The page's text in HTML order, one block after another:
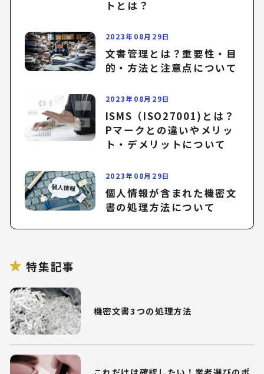
トとは？
2023年08月29日
文書管理とは？重要性・目
的・方法と注意点について
2023年08月29日
ISMS（ISO27001)とは？
Pマークとの違いやメリッ
ト・デメリットについて
2023年08月29日
個人情報が含まれた機密文
書の処理方法について
特集記事
機密文書3つの処理方法